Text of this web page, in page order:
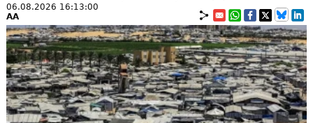
06.08.2026 16:13:00
AA